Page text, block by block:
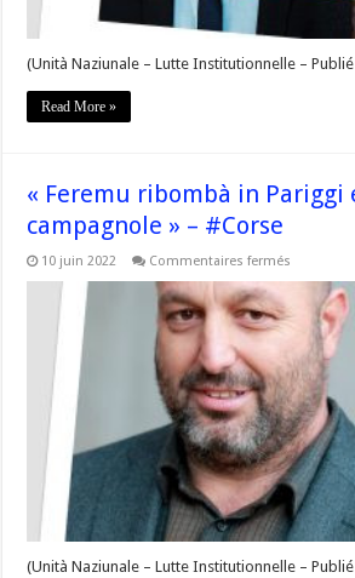
(Unità Naziunale – Lutte Institutionnelle – Publié
Read More »
« Feremu ribombà in Pariggi
campagnole » – #Corse
10 juin 2022 Commentaires fermés
ribombà
Pariggi
nostre
voce
–
#Corse
(Unità Naziunale – Lutte Institutionnelle –